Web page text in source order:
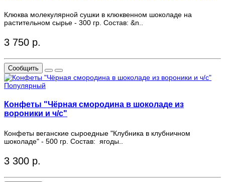
Клюква молекулярной сушки в клюквенном шоколаде на
растительном сырье - 300 гр. Состав: &n..
3 750 р.
Сообщить
Популярный
Конфеты "Чёрная смородина в шоколаде из
вороники и ч/с"
Конфеты веганские сыроедные "Клубника в клубничном
шоколаде" - 500 гр. Состав: ягоды..
3 300 р.